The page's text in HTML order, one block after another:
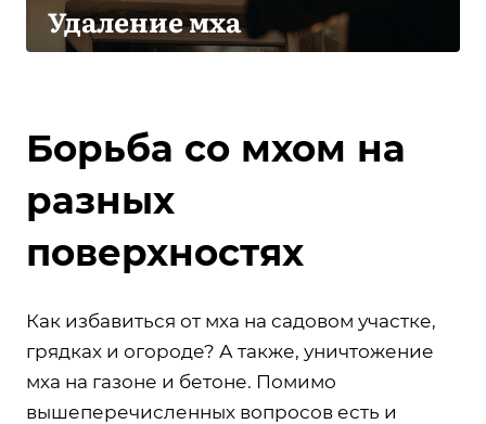
Удаление мха
Борьба со мхом на
разных
поверхностях
Как избавиться от мха на садовом участке,
грядках и огороде? А также, уничтожение
мха на газоне и бетоне. Помимо
вышеперечисленных вопросов есть и